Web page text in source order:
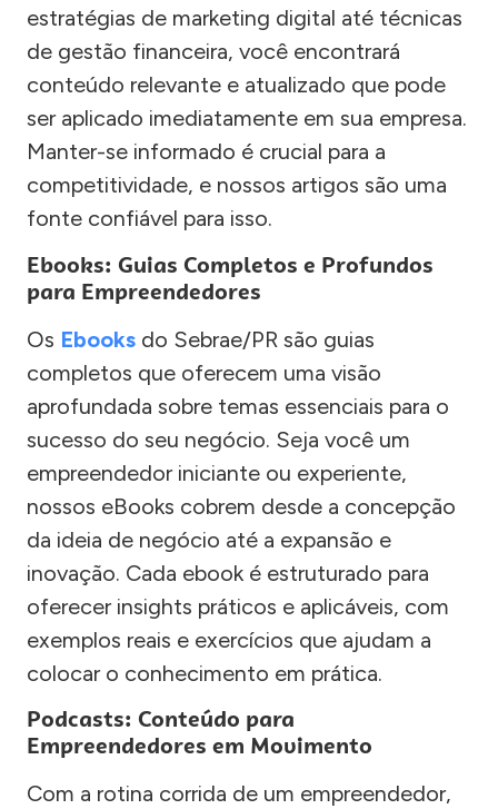
estratégias de marketing digital até técnicas
de gestão financeira, você encontrará
conteúdo relevante e atualizado que pode
ser aplicado imediatamente em sua empresa.
Manter-se informado é crucial para a
competitividade, e nossos artigos são uma
fonte confiável para isso.
Ebooks: Guias Completos e Profundos
para Empreendedores
Os Ebooks do Sebrae/PR são guias
completos que oferecem uma visão
aprofundada sobre temas essenciais para o
sucesso do seu negócio. Seja você um
empreendedor iniciante ou experiente,
nossos eBooks cobrem desde a concepção
da ideia de negócio até a expansão e
inovação. Cada ebook é estruturado para
oferecer insights práticos e aplicáveis, com
exemplos reais e exercícios que ajudam a
colocar o conhecimento em prática.
Podcasts: Conteúdo para
Empreendedores em Movimento
Com a rotina corrida de um empreendedor,